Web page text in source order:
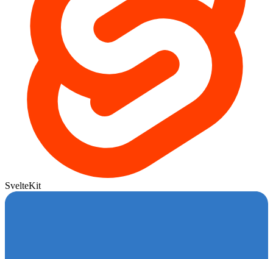
SvelteKit